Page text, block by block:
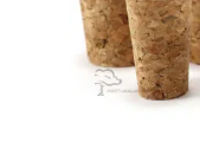
(lunghezza x
siamo in
qualsiasi